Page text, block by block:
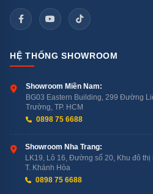
Khử chất độc và hóa chất
rửa bằng sóng siêu âm và
bỏ các chất độc hại, bao
Rửa siêu âm sử dụng sóng
sâu bề mặt thực phẩm,
các khu vực khó tiếp cận.
phản ứng hóa học loại bỏ
HỆ THỐNG SHOWROOM
Showroom Miền Nam:
BG03 Eastern Building, 299 Đường
Trường, TP. HCM
0898 75 6688
Showroom Nha Trang:
LK19, Lô 16, Đường số 20, Khu đô
T. Khánh Hòa
0898 75 6688